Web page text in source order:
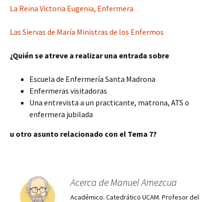
La Reina Victoria Eugenia, Enfermera
Las Siervas de María Ministras de los Enfermos
¿Quién se atreve a realizar una entrada sobre
Escuela de Enfermería Santa Madrona
Enfermeras visitadoras
Una entrevista a un practicante, matrona, ATS o
enfermera jubilada
u otro asunto relacionado con el Tema 7?
Acerca de Manuel Amezcua
Académico. Catedrático UCAM. Profesor del